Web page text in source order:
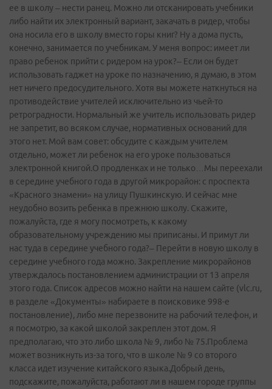
ее в школу – нести ранец. Можно ли отсканировать учебники
либо найти их электронный вариант, закачать в ридер, чтобы
она носила его в школу вместо горы книг? Ну а дома пусть,
конечно, занимается по учебникам. У меня вопрос: имеет ли
право ребенок прийти с ридером на урок?– Если он будет
использовать гаджет на уроке по назначению, я думаю, в этом
нет ничего предосудительного. Хотя вы можете наткнуться на
противодействие учителей исключительно из чьей-то
ретроградности. Нормальный же учитель использовать ридер
не запретит, во всяком случае, нормативных оснований для
этого нет. Мой вам совет: обсудите с каждым учителем
отдельно, может ли ребенок на его уроке пользоваться
электронной книгой.О продленках и не только…Мы переехали
в середине учебного года в другой микрорайон: с проспекта
«Красного знамени» на улицу Пушкинскую. И сейчас мне
неудобно возить ребенка в прежнюю школу. Скажите,
пожалуйста, где я могу посмотреть, к какому
образовательному учреждению мы приписаны. И примут ли
нас туда в середине учебного года?– Перейти в новую школу в
середине учебного года можно. Закрепление микрорайонов
утверждалось постановлением администрации от 13 апреля
этого года. Список адресов можно найти на нашем сайте (vlc.ru,
в разделе «Документы» набираете в поисковике 998-е
постановление), либо мне перезвоните на рабочий телефон, и
я посмотрю, за какой школой закреплен этот дом. Я
предполагаю, что это либо школа № 9, либо № 75.Проблема
может возникнуть из-за того, что в школе № 9 со второго
класса идет изучение китайского языка.Добрый день,
подскажите, пожалуйста, работают ли в нашем городе группы